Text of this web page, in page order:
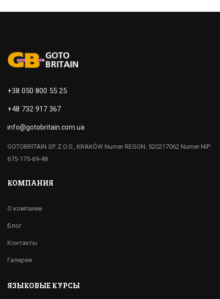
+38 050 800 55 25
+48 732 917 367
info@gotobritain.com.ua
GOTOBRITAIN SP. Z O.O., KRAKÓW Numer REGON: 520217062 Numer NIP:
675-175-69-48
КОМПАНИЯ
О компании
Блог
Контакты
Галерея
ЯЗЫКОВЫЕ КУРСЫ